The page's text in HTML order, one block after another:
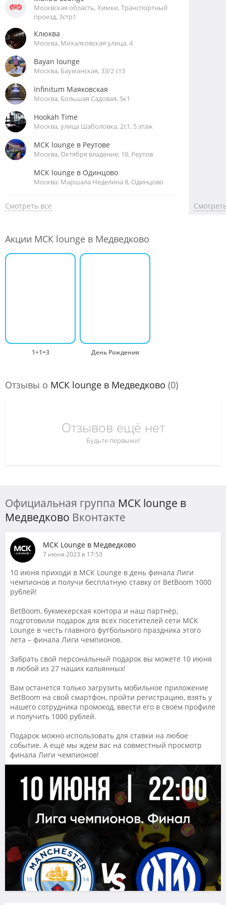
Москвская область, Химки, Транспортный
проезд, 3стр1
Клюква
Москва, Михалковская улица, 4
Bayan lounge
Москва, Бауманская, 33/2 ст3
Infinitum Маяковская
Москва, Большая Садовая, 5к1
Hookah Time
Москва, улица Шаболовка, 2с1, 5 этаж
МСК lounge в Реутове
Москва, Октября владение, 10, Реутов
МСК lounge в Одинцово
Москва, Маршала Неделина 8, Одинцово
Смотреть все
Акции МСК lounge в Медведково
1+1=3 День Рождения
Отзывы о МСК lounge в Медведково (0)
Отзывов ещё нет
Будьте первыми!
Официальная группа МСК lounge в
Медведково Вконтакте
МСК Lounge в Медведково
7 июня 2023 в 17:53
10 июня приходи в МСК Lounge в день финала Лиги
чемпионов и получи бесплатную ставку от BetBoom 1000
рублей!
BetBoom, букмекерская контора и наш партнёр,
подготовили подарок для всех посетителей сети МСК
Lounge в честь главного футбольного праздника этого
лета – финала Лиги чемпионов.
Забрать свой персональный подарок вы можете 10 июня
в любой из 27 наших кальянных!
Вам останется только загрузить мобильное приложение
BetBoom на свой смартфон, пройти регистрацию, взять у
нашего сотрудника промокод, ввести его в своём профиле
и получить 1000 рублей.
Подарок можно использовать для ставки на любое
событие. А ещё мы ждем вас на совместный просмотр
финала Лиги чемпионов!